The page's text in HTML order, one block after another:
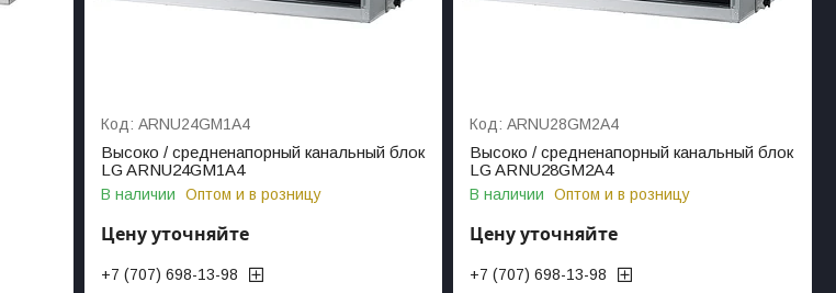
ARNU24GM1A4
Высоко / средненапорный канальный блок
LG ARNU24GM1A4
В наличии Оптом и в розницу
Цену уточняйте
+7 (707) 698-13-98
ARNU28GM2A4
Высоко / средненапорный канальный блок
LG ARNU28GM2A4
В наличии Оптом и в розницу
Цену уточняйте
+7 (707) 698-13-98